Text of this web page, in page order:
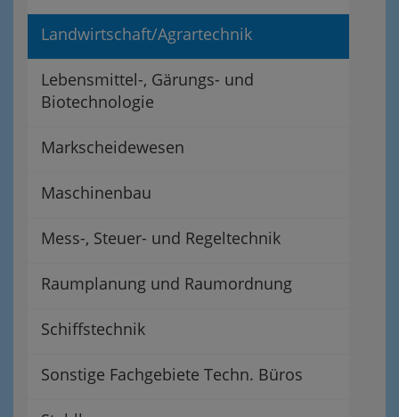
Landwirtschaft/Agrartechnik
Lebensmittel-, Gärungs- und
Biotechnologie
Markscheidewesen
Maschinenbau
Mess-, Steuer- und Regeltechnik
Raumplanung und Raumordnung
Schiffstechnik
Sonstige Fachgebiete Techn. Büros